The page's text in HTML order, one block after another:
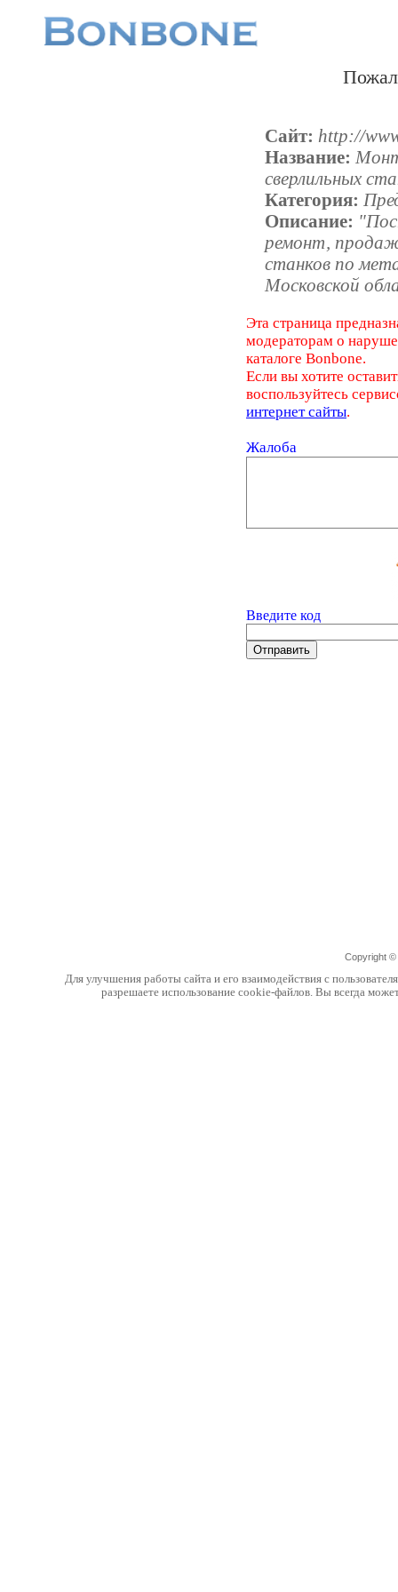
Сайт: http://
Название:
сверлильных
Категория:
Описание:
ремонт,
станков по
Московской
Эта страница
модераторам о
каталоге Bonbone.
Если вы хотите
воспользуйтесь
интернет сайты.
Жалоба
Введите код
Copyright ©
Для улучшения работы сайта и его взаимодействия с
разрешаете использование cookie-файлов. Вы всегда